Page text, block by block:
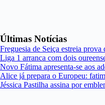
Últimas Notícias
Freguesia de Seiça estreia
Liga 1 arranca com dois
Novo Fátima apresenta-se aos
Alice já prepara o Europeu:
Jéssica Pastilha assina por